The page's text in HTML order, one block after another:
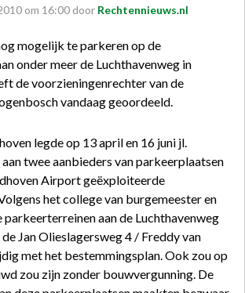
om 16:00 door Rechtennieuws.nl
mogelijk te parkeren op de
onder meer de Luchthavenweg in
de voorzieningenrechter van de
vandaag geoordeeld.
legde op 13 april en 16 juni jl.
twee aanbieders van parkeerplaatsen
Airport geëxploiteerde
het college van burgemeester en
aan de Luchthavenweg
de Jan Olieslagersweg 4 / Freddy van
met het bestemmingsplan. Ook zou op
zou zijn zonder bouwvergunning. De